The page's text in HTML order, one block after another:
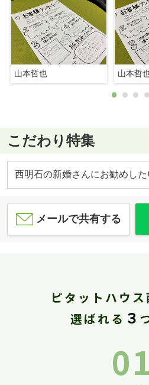
山本哲也 山本哲
こだわり特集
西明石の新婚さんにお勧めし
メールで共有する
ピタットハウ
選ばれる ３
01